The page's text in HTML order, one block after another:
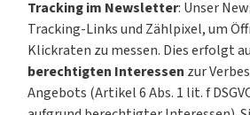
Tracking im Newsletter: Unser
Tracking-Links und Zählpixel, um
Klickraten zu messen. Dies erfolgt
berechtigten Interessen zur
Angebots (Artikel 6 Abs. 1 lit. f